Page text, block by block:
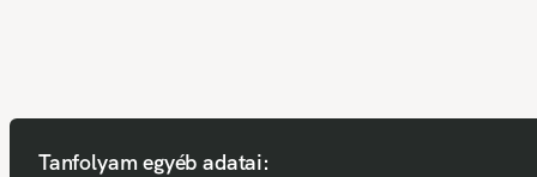
Tanfolyam egyéb adatai: